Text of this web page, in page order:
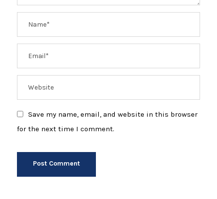
Save my name, email, and website in this browser
for the next time I comment.